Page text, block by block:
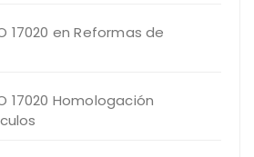
17020 en Reformas de
17020 Homologación